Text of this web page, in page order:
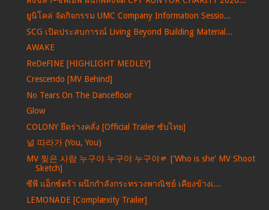
ยูนิโคล่ จัดกิจกรรม UMC Company Information Sessio...
SCG เปิดประสบการณ์ Living Beyond Building Material...
AWAKE
ReDeFINE [HIGHLIGHT MEDLEY]
Crescendo [MV Behind]
No Tears On The Dancefloor
Glow
COLONY ยึดร่างคลั่ง [Official Trailer ซับไทย]
널 따라가 (You, You)
MV 찢은 사람 누구야 누구야 누구야🫵 ['Who is she' MV Shoot
Sketch]
ซีพี แอ็กซ์ตร้า ผนึกกำลังกระทรวงพาณิชย์ เคียงข้างเ...
LEMONADE [Complæxity Trailer]